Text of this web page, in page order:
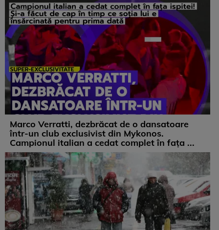
Marco Verratti, dezbrăcat de o dansatoare
într-un club exclusivist din Mykonos.
Campionul italian a cedat complet în fața ...